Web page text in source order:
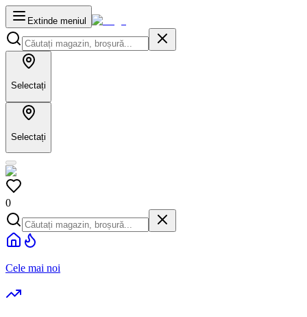
Extinde meniul
Selectați
Selectați
0
Cele mai noi